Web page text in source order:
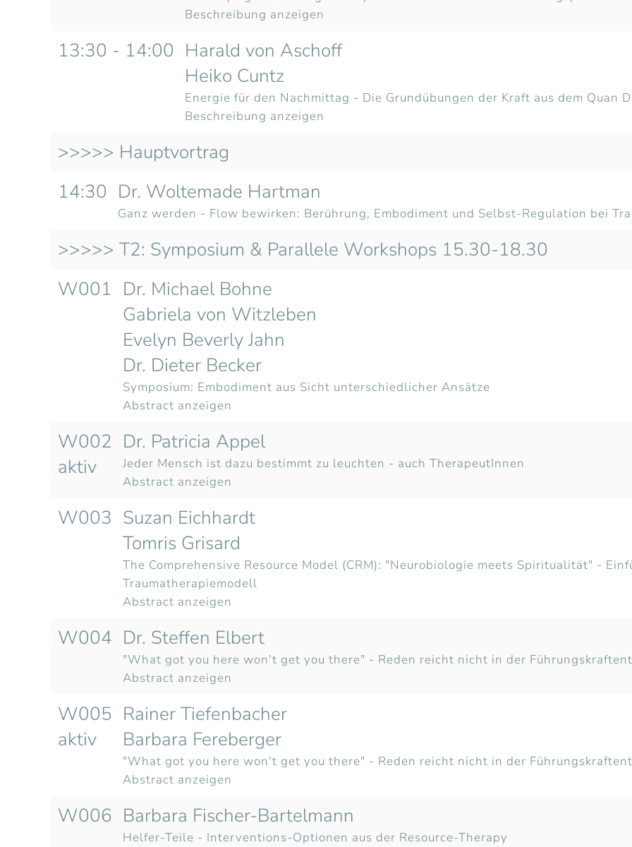
Beschreibung anzeigen
13:30 - 14:00 Harald von Aschoff
Heiko Cuntz
Energie für den Nachmittag - Die Grundübungen der Kraft aus dem Quan
Beschreibung anzeigen
>>>>> Hauptvortrag
14:30 Dr. Woltemade Hartman
Ganz werden - Flow bewirken: Berührung, Embodiment und Selbst-Regulation bei
>>>>> T2: Symposium & Parallele Workshops 15.30-18.30
W001 Dr. Michael Bohne
Gabriela von Witzleben
Evelyn Beverly Jahn
Dr. Dieter Becker
Symposium: Embodiment aus Sicht unterschiedlicher Ansätze
Abstract anzeigen
W002
aktiv
Dr. Patricia Appel
Jeder Mensch ist dazu bestimmt zu leuchten - auch TherapeutInnen
Abstract anzeigen
W003 Suzan Eichhardt
Tomris Grisard
The Comprehensive Resource Model (CRM): "Neurobiologie meets Spiritualität" -
Traumatherapiemodell
Abstract anzeigen
W004 Dr. Steffen Elbert
"What got you here won't get you there" - Reden reicht nicht in der
Abstract anzeigen
W005
aktiv
Rainer Tiefenbacher
Barbara Fereberger
"What got you here won't get you there" - Reden reicht nicht in der
Abstract anzeigen
W006 Barbara Fischer-Bartelmann
Helfer-Teile - Interventions-Optionen aus der Resource-Therapy